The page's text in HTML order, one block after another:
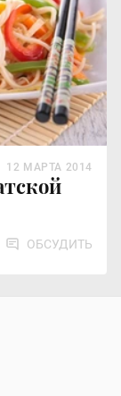
12 МАРТА 2014
ОБСУДИТЬ